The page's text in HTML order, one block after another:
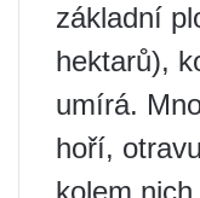
základní
hektarů),
umírá.
hoří,
kolem